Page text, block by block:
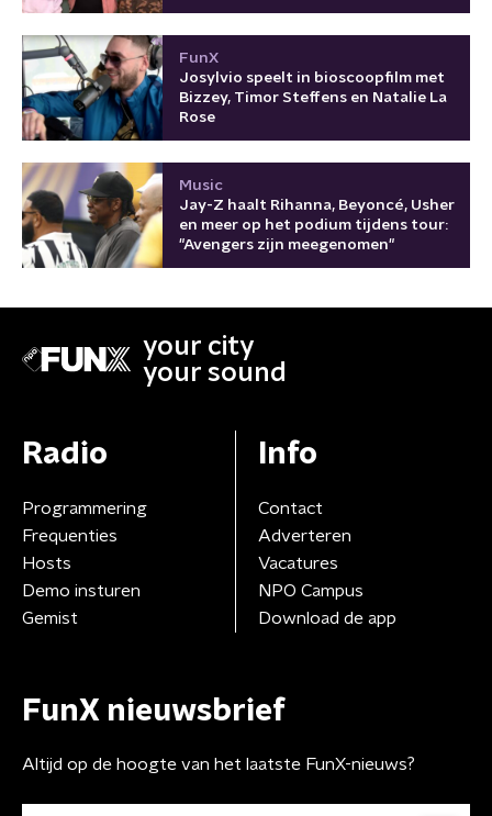
FunX
Josylvio speelt in bioscoopfilm met
Bizzey, Timor Steffens en Natalie La
Rose
Music
Jay-Z haalt Rihanna, Beyoncé, Usher
en meer op het podium tijdens tour:
"Avengers zijn meegenomen"
your city
your sound
Radio
Programmering
Frequenties
Hosts
Demo insturen
Gemist
Info
Contact
Adverteren
Vacatures
NPO Campus
Download de app
FunX nieuwsbrief
Altijd op de hoogte van het laatste FunX-nieuws?